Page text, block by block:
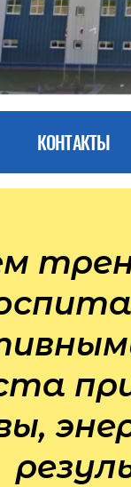
КОНТАКТЫ